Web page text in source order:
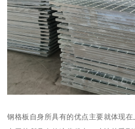
钢格板自身所具有的优点主要就体现